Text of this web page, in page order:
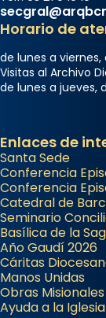
Horario de
de lunes a viernes,
Visitas al Archivo
de lunes a jueves,
Enlaces de
Santa Sede
Conferencia
Conferencia
Catedral de
Seminario
Basílica de la
Año Gaudí 2026
Cáritas
Manos Unidas
Obras
Ayuda a la